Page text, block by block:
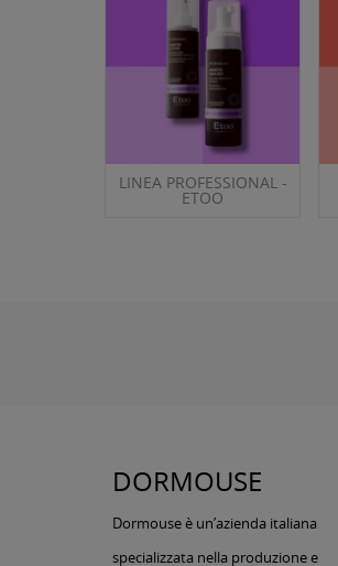
LINEA PROFESSIONAL -
ETOO
DORMOUSE
Dormouse è un’azienda italiana
specializzata nella produzione e